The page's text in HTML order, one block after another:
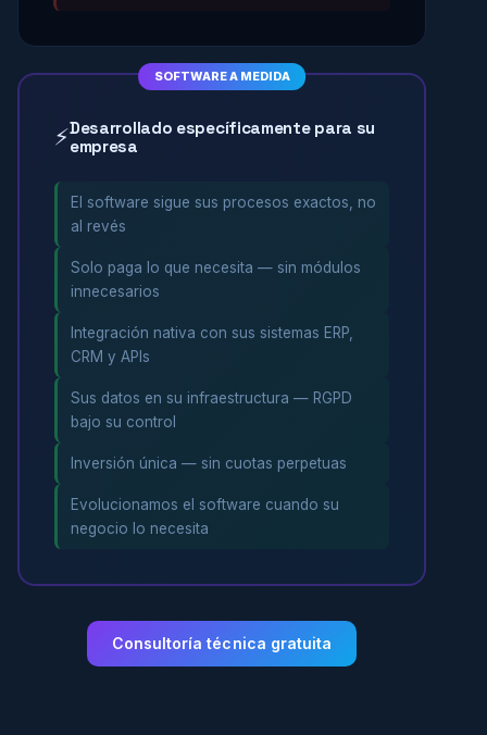
SOFTWARE A MEDIDA
⚡Desarrollado específicamente para su
empresa
El software sigue sus procesos exactos, no
al revés
Solo paga lo que necesita — sin módulos
innecesarios
Integración nativa con sus sistemas ERP,
CRM y APIs
Sus datos en su infraestructura — RGPD
bajo su control
Inversión única — sin cuotas perpetuas
Evolucionamos el software cuando su
negocio lo necesita
Consultoría técnica gratuita